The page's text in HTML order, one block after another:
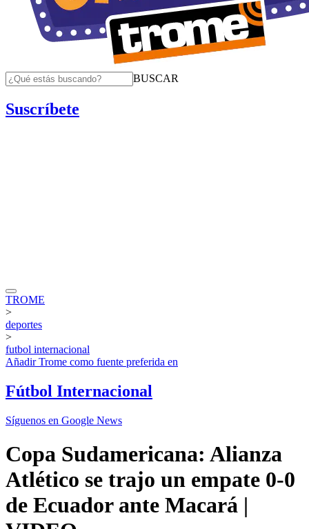
BUSCAR
Suscríbete
TROME
>
deportes
>
futbol internacional
AñadirTrome como fuente preferida en
Fútbol Internacional
Síguenos en Google News
Copa Sudamericana: Alianza
Atlético se trajo un empate 0-0
de Ecuador ante Macará |